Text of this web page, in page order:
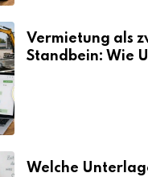
Vermietung als
Standbein: Wie
Welche